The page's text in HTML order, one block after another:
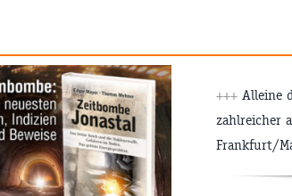
+++ Alleine
zahlreicher
Frankfurt/